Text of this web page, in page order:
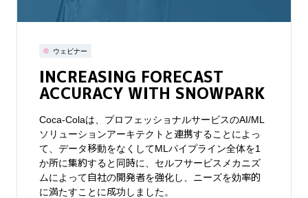
ウェビナー
INCREASING FORECAST
ACCURACY WITH SNOWPARK
Coca-Colaは、プロフェッショナルサービスのAI/ML
ソリューションアーキテクトと連携することによっ
て、データ移動をなくしてMLパイプライン全体を1
か所に集約すると同時に、セルフサービスメカニズ
ムによって自社の開発者を強化し、ニーズを効率的
に満たすことに成功しました。